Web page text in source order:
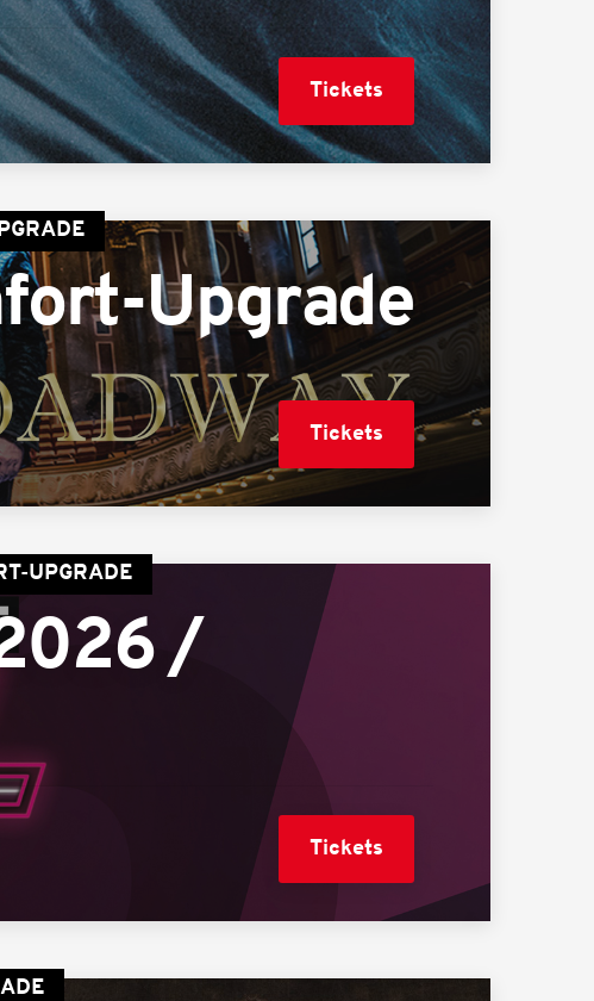
Tickets
Upgrade
Tickets
UPGRADE
/
Tickets